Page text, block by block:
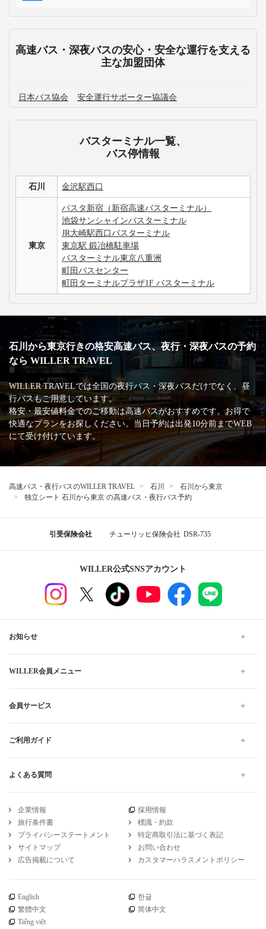
高速バス・深夜バスの安心・安全な運行を支える
主な加盟団体
日本バス協会 安全運行サポーター協議会
バスターミナル一覧、
バス停情報
石川 金沢駅西口
東京
バスタ新宿（新宿高速バスターミナル）
池袋サンシャインバスターミナル
JR大崎駅西口バスターミナル
東京駅 鍛冶橋駐車場
バスターミナル東京八重洲
町田バスセンター
町田ターミナルプラザ1F バスターミナル
石川から東京行きの格安高速バス、夜行・深夜バスの予約
なら WILLER TRAVEL
WILLER TRAVELでは全国の夜行バス・深夜バスだけでなく、昼
行バスもご用意しています。
格安・最安値料金でのご移動は高速バスがおすすめです。お得で
快適なプランをお探しください。当日予約は出発10分前までWEB
にて受け付けています。
高速バス・夜行バスのWILLER TRAVEL 石川
石川から東京
独立シート 石川から東京 の高速バス・夜行バス予約
引受保険会社 チューリッヒ保険会社 DSR-735
WILLER公式SNSアカウント
お知らせ
WILLER会員メニュー
会員サービス
ご利用ガイド
よくある質問
企業情報
採用情報
旅行条件書
標識・約款
プライバシーステートメント
特定商取引法に基づく表記
サイトマップ
お問い合わせ
広告掲載について
カスタマーハラスメントポリシー
English
한글
繁體中文
简体中文
Tiếng việt